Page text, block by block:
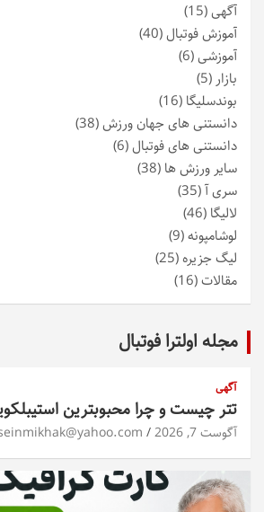
آگهی(15)
آموزش فوتبال(40)
آموزشی(6)
بازار (5)
بوندسلیگا (16)
دانستنی های جهان ورزش(38)
دانستنی های فوتبال(6)
سایر ورزش ها (38)
سری آ(35)
لالیگا (46)
لوشامپونه(9)
لیگ جزیره(25)
مقالات(16)
مجله اولترا فوتبال
آگهی
تتر چیست و چرا محبوبترین
آگوست 7, 2026